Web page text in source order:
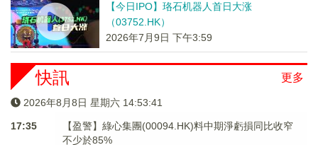
【今日IPO】珞石机器人首日大涨
（03752.HK）
2026年7月9日 下午3:59
更多
快訊
2026年8月8日 星期六 14:53:41
17:35
【盈警】綠心集團(00094.HK)料中期淨虧損同比收窄
不少於85%